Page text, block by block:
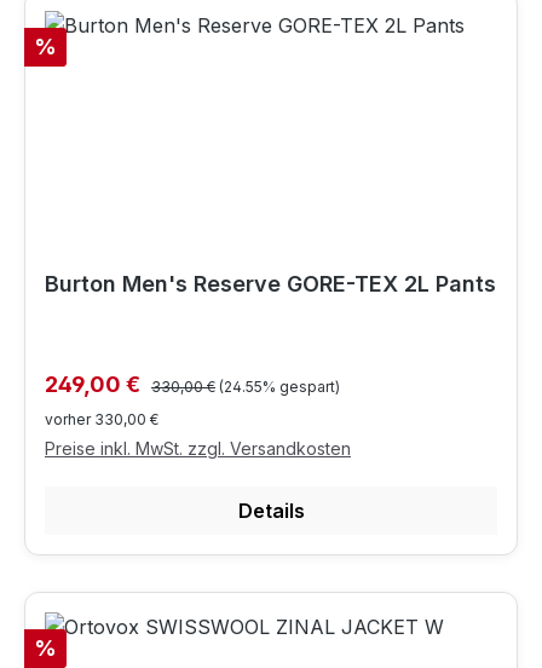
Rabatt
%
Burton Men's Reserve GORE-TEX 2L Pants
Verkaufspreis:
249,00 € Regulärer Preis:
330,00 € (24.55% gespart)
vorher 330,00 €
Preise inkl. MwSt. zzgl. Versandkosten
Details
Rabatt
%